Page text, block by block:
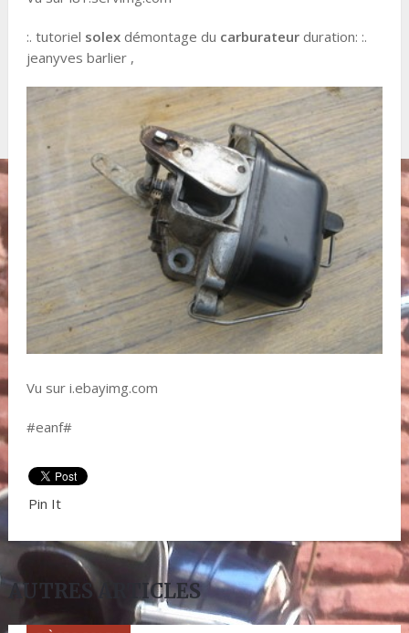
:. tutoriel solexdémontage du carburateurduration: :.
jeanyves barlier ,
Vu sur i.ebayimg.com
#eanf#
Pin It
AUTRES ARTICLES